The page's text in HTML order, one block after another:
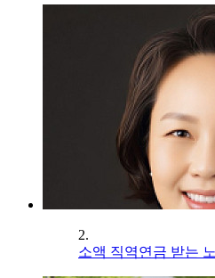
2.
소액 직역연금 받는